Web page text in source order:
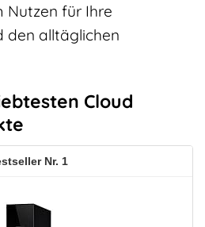
Nutzen für Ihre
den alltäglichen
Cloud
1